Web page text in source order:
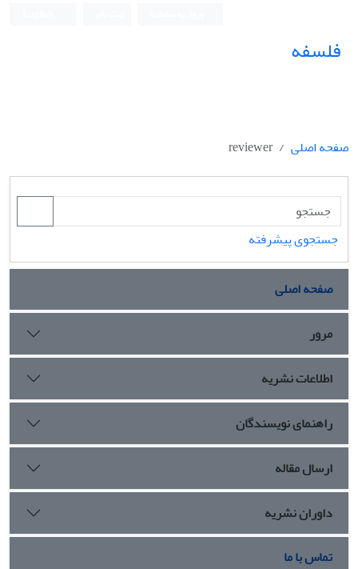
فلسفه
صفحه اصلی reviewer
جستجوی پیشرفته
صفحه اصلی
مرور
اطلاعات نشریه
راهنمای نویسندگان
ارسال مقاله
داوران نشریه
تماس با ما